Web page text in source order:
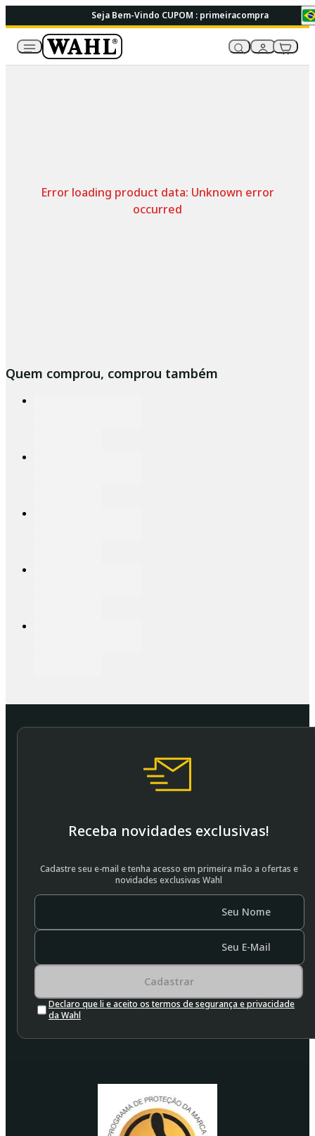
Seja Bem-Vindo CUPOM : primeiracompra
Error loading product data: Unknown error
occurred
Quem comprou, comprou também
Receba novidades exclusivas!
Cadastre seu e-mail e tenha acesso em primeira mão a ofertas e
novidades exclusivas Wahl
Seu Nome
Seu E-Mail
Cadastrar
Declaro que li e aceito os termos de segurança e privacidade
da Wahl